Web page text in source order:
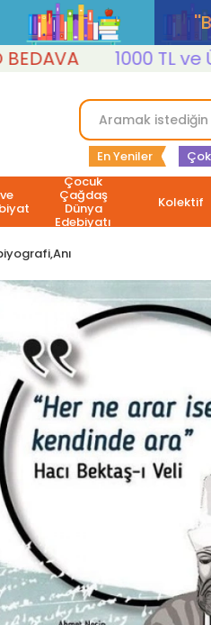
1000 TL ve ÜZERİ
En Yeniler
Çocuk
Çağdaş
Dünya
Edebiyatı
Kolektif